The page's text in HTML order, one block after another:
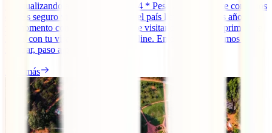
* Actualizando a diciembre de 2024 * Pese a que, como te contamos
en ¿Es seguro viajar a Myanmar?, el país lleva ya muchos años en
un momento complicado, es posible visitarlo de nuevo si primero te
haces con tu visado a Myanmar online. En esta guía te vamos a
mostrar, paso a paso, cómo [...]
Leer más